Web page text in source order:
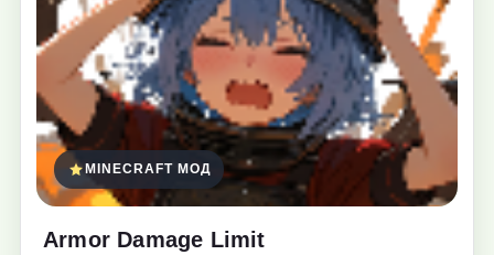
MINECRAFT МОД
Armor Damage Limit